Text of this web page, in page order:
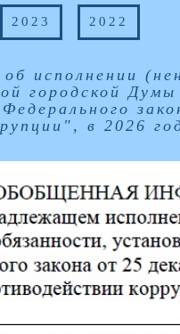
2023 2022
исполнении
городской
в 2026